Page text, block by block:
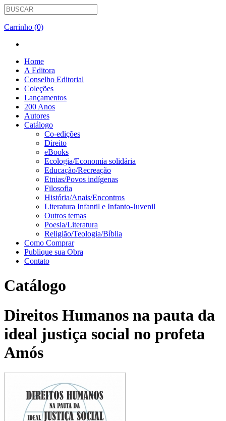
Carrinho (0)
Home
A Editora
Conselho Editorial
Coleções
Lançamentos
200 Anos
Autores
Catálogo
Co-edições
Direito
eBooks
Ecologia/Economia solidária
Educação/Recreação
Etnias/Povos indígenas
Filosofia
História/Anais/Encontros
Literatura Infantil e Infanto-Juvenil
Outros temas
Poesia/Literatura
Religião/Teologia/Bíblia
Como Comprar
Publique sua Obra
Contato
Catálogo
Direitos Humanos na pauta da
ideal justiça social no profeta
Amós